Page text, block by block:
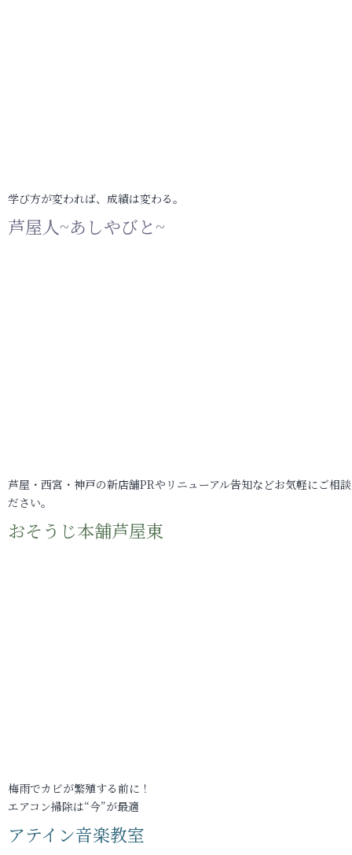
学び方が変われば、成績は変わる。
芦屋人~あしやびと~
芦屋・西宮・神戸の新店舗PRやリニューアル告知などお気軽にご相
ださい。
おそうじ本舗芦屋東
梅雨でカビが繁殖する前に！
エアコン掃除は“今”が最適
アテイン音楽教室